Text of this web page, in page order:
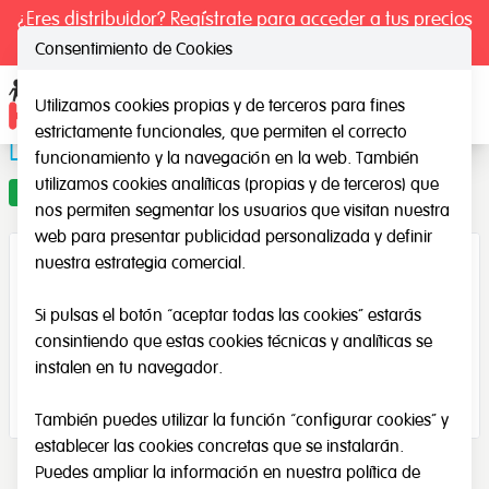
¿Eres distribuidor? Regístrate para acceder a tus precios
exclusivos.
Dados de Cuentos
Oferta
Consentimiento de Cookies
Utilizamos cookies propias y de terceros para fines
estrictamente funcionales, que permiten el correcto
funcionamiento y la navegación en la web. También
utilizamos cookies analíticas (propias y de terceros) que
nos permiten segmentar los usuarios que visitan nuestra
web para presentar publicidad personalizada y definir
nuestra estrategia comercial.
Si pulsas el botón “aceptar todas las cookies” estarás
consintiendo que estas cookies técnicas y analíticas se
instalen en tu navegador.
También puedes utilizar la función “configurar cookies” y
establecer las cookies concretas que se instalarán.
Puedes ampliar la información en nuestra política de